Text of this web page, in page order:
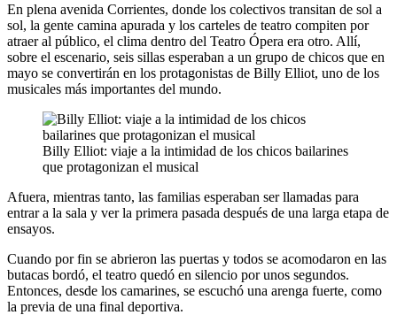
En plena avenida Corrientes, donde los colectivos transitan de sol a
sol, la gente camina apurada y los carteles de teatro compiten por
atraer al público, el clima dentro del Teatro Ópera era otro. Allí,
sobre el escenario, seis sillas esperaban a un grupo de chicos que en
mayo se convertirán en los protagonistas de Billy Elliot, uno de los
musicales más importantes del mundo.
Billy Elliot: viaje a la intimidad de los chicos bailarines
que protagonizan el musical
Afuera, mientras tanto, las familias esperaban ser llamadas para
entrar a la sala y ver la primera pasada después de una larga etapa de
ensayos.
Cuando por fin se abrieron las puertas y todos se acomodaron en las
butacas bordó, el teatro quedó en silencio por unos segundos.
Entonces, desde los camarines, se escuchó una arenga fuerte, como
la previa de una final deportiva.